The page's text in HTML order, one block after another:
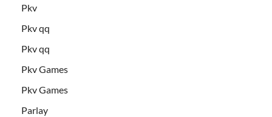
Pkv
Pkv qq
Pkv qq
Pkv Games
Pkv Games
Parlay